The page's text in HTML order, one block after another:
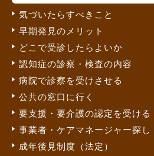
気づいたらすべきこと
早期発見のメリット
どこで受診したらよいか
認知症の診察・検査の内容
病院で診察を受けさせる
公共の窓口に行く
要支援・要介護の認定を受ける
事業者・ケアマネージャー探し
成年後見制度（法定）